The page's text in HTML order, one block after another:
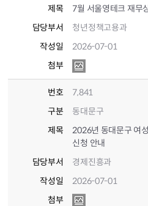
제목
7월 서울영테크 재무
담당부서
청년정책고용과
작성일
2026-07-01
첨부
번호
7,841
구분
동대문구
제목
2026년 동대문구 여
신청 안내
담당부서
경제진흥과
작성일
2026-07-01
첨부